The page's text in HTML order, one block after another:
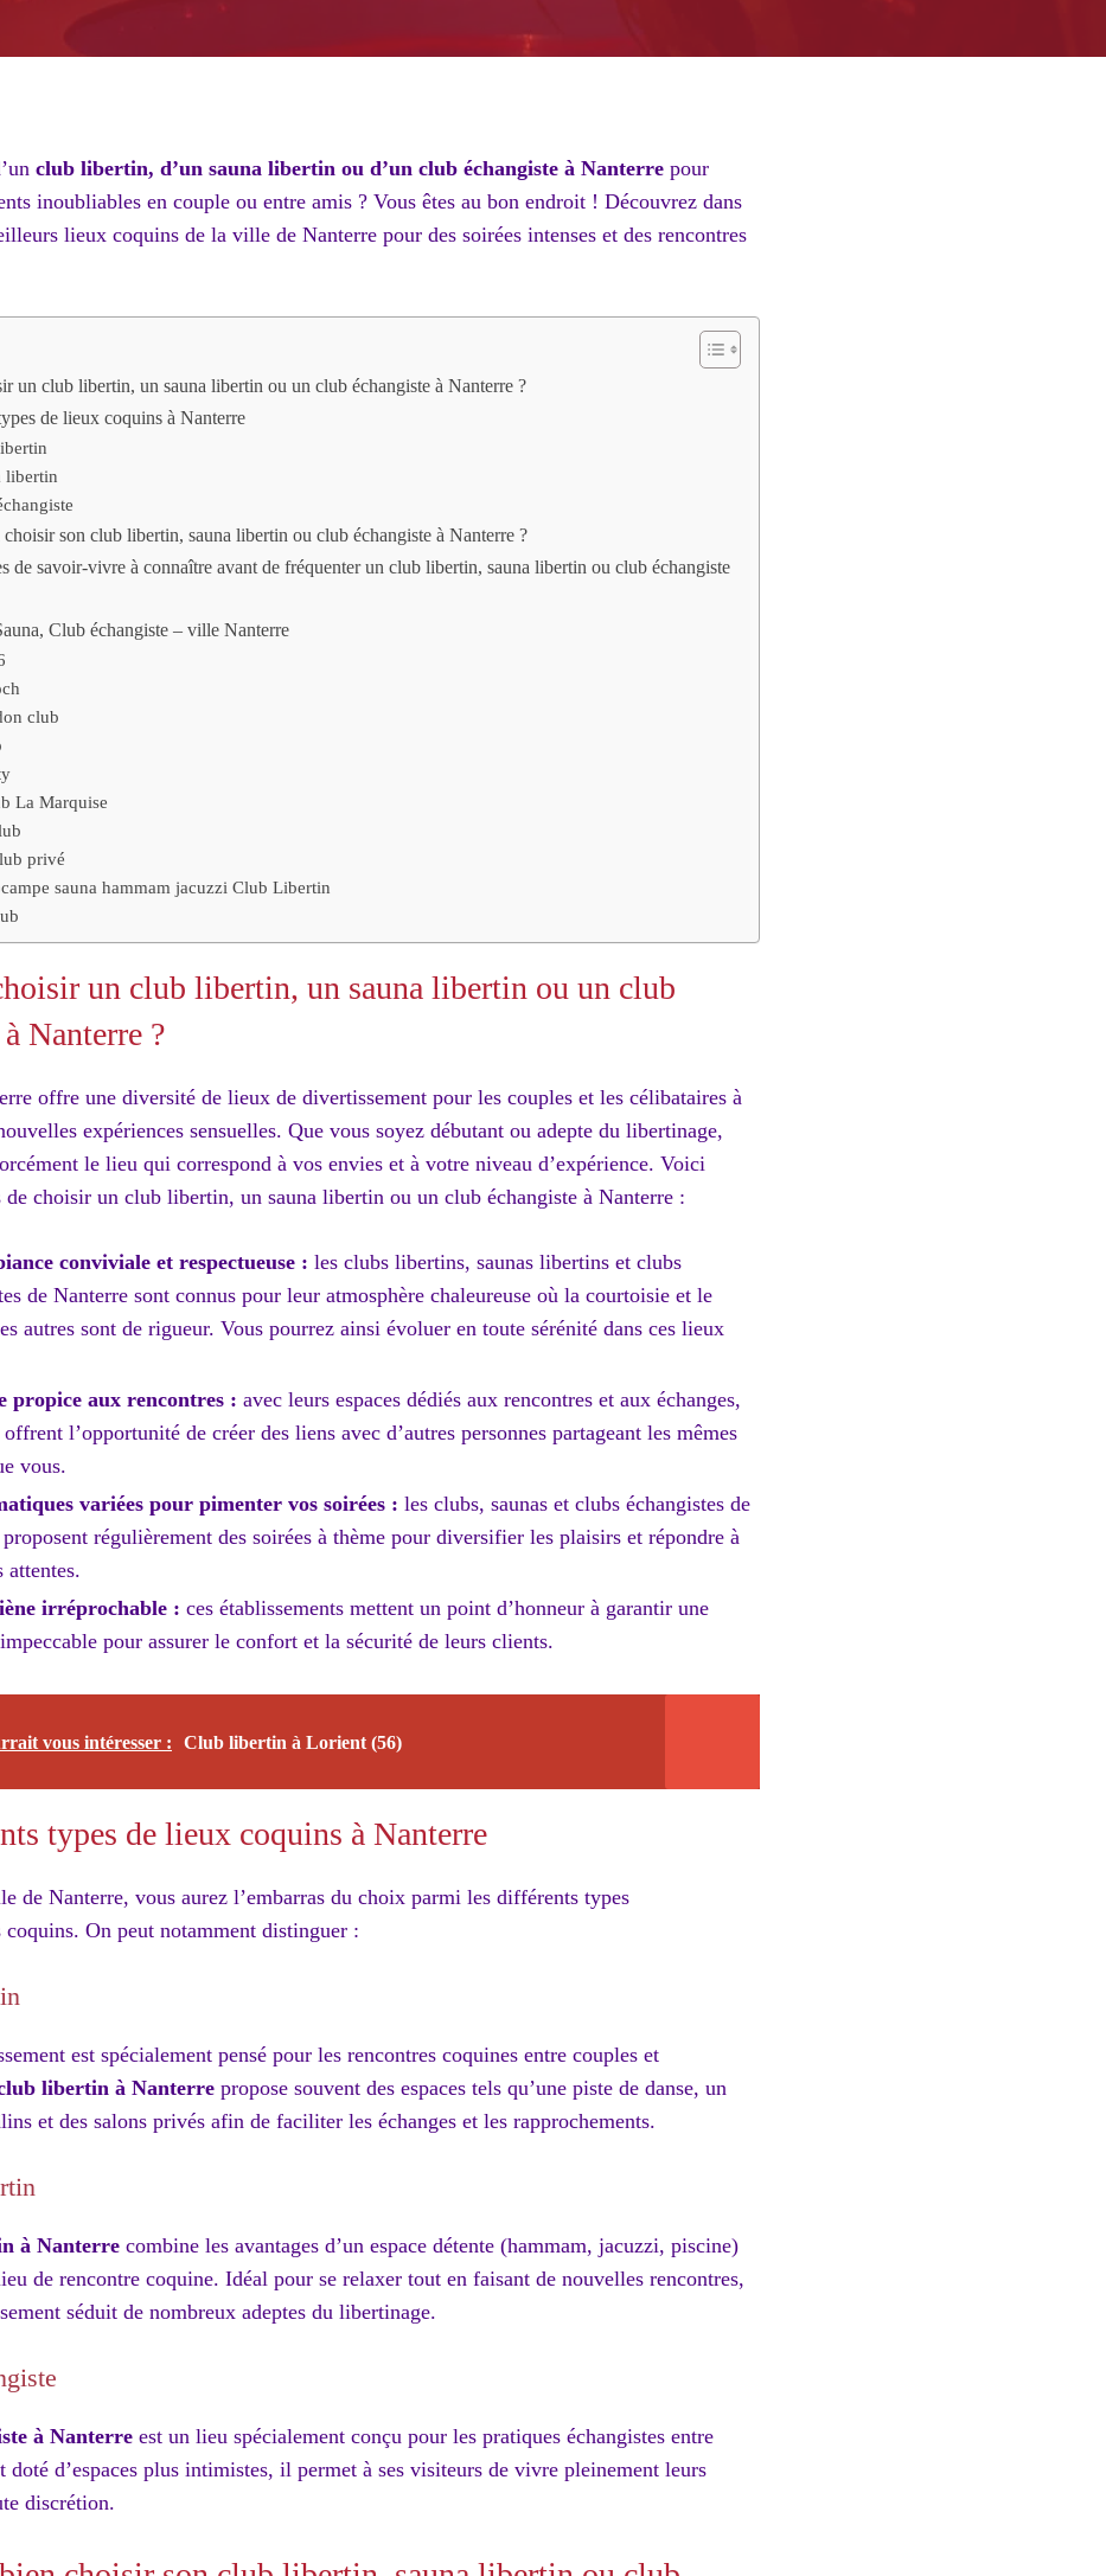
club libertin, d’un sauna libertin ou d’un club échangiste à Nanterre pour
inoubliables en couple ou entre amis ? Vous êtes au bon endroit ! Découvrez dans
lieux coquins de la ville de Nanterre pour des soirées intenses et des rencontres
un club libertin, un sauna libertin ou un club échangiste à Nanterre ?
de lieux coquins à Nanterre
libertin
son club libertin, sauna libertin ou club échangiste à Nanterre ?
de savoir-vivre à connaître avant de fréquenter un club libertin, sauna libertin ou club échangiste
Club échangiste – ville Nanterre
club
La Marquise
privé
sauna hammam jacuzzi Club Libertin
un club libertin, un sauna libertin ou un club
Nanterre ?
offre une diversité de lieux de divertissement pour les couples et les célibataires à
expériences sensuelles. Que vous soyez débutant ou adepte du libertinage,
le lieu qui correspond à vos envies et à votre niveau d’expérience. Voici
de choisir un club libertin, un sauna libertin ou un club échangiste à Nanterre :
conviviale et respectueuse : les clubs libertins, saunas libertins et clubs
de Nanterre sont connus pour leur atmosphère chaleureuse où la courtoisie et le
autres sont de rigueur. Vous pourrez ainsi évoluer en toute sérénité dans ces lieux
propice aux rencontres : avec leurs espaces dédiés aux rencontres et aux échanges,
l’opportunité de créer des liens avec d’autres personnes partageant les mêmes
vous.
variées pour pimenter vos soirées : les clubs, saunas et clubs échangistes de
régulièrement des soirées à thème pour diversifier les plaisirs et répondre à
attentes.
irréprochable : ces établissements mettent un point d’honneur à garantir une
pour assurer le confort et la sécurité de leurs clients.
vous intéresser : Club libertin à Lorient (56)
types de lieux coquins à Nanterre
de Nanterre, vous aurez l’embarras du choix parmi les différents types
coquins. On peut notamment distinguer :
est spécialement pensé pour les rencontres coquines entre couples et
libertin à Nanterre propose souvent des espaces tels qu’une piste de danse, un
et des salons privés afin de faciliter les échanges et les rapprochements.
à Nanterre combine les avantages d’un espace détente (hammam, jacuzzi, piscine)
de rencontre coquine. Idéal pour se relaxer tout en faisant de nouvelles rencontres,
séduit de nombreux adeptes du libertinage.
à Nanterre est un lieu spécialement conçu pour les pratiques échangistes entre
doté d’espaces plus intimistes, il permet à ses visiteurs de vivre pleinement leurs
discrétion.